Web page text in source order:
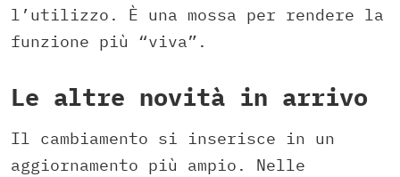
l’utilizzo. È una mossa per rendere la
funzione più “viva”.
Le altre novità in arrivo
Il cambiamento si inserisce in un
aggiornamento più ampio. Nelle